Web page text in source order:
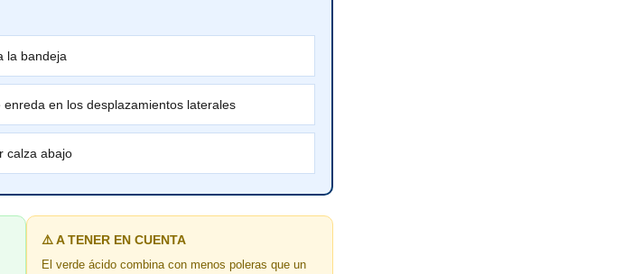
la bandeja
en los desplazamientos laterales
calza abajo
⚠️ A TENER EN CUENTA
El verde ácido combina con menos poleras que un